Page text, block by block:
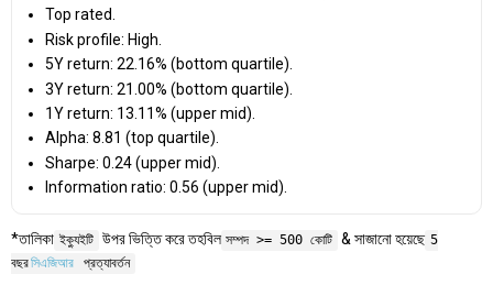
Top rated.
Risk profile: High.
5Y return: 22.16% (bottom quartile).
3Y return: 21.00% (bottom quartile).
1Y return: 13.11% (upper mid).
Alpha: 8.81 (top quartile).
Sharpe: 0.24 (upper mid).
Information ratio: 0.56 (upper mid).
*তালিকা ইক্যুইটি উপর ভিত্তি করে তহবিল সম্পদ >= 500 কোটি & সাজানো হয়েছে 5
বছরসিএজিআর প্রত্যাবর্তন